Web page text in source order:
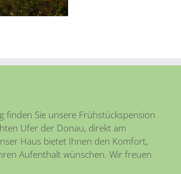
finden Sie unsere Frühstückspension
Ufer der Donau, direkt am
Haus bietet Ihnen den Komfort,
Aufenthalt wünschen. Wir freuen